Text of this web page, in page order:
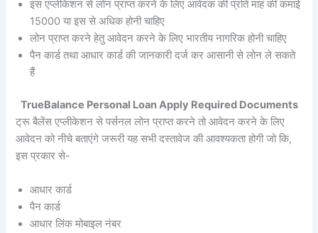
इस एप्लीकेशन से लोन प्राप्त करने के लिए आवेदक की प्रति माह की कमाई
15000 या इस से अधिक होनी चाहिए
लोन प्राप्त करने हेतु आवेदन करने के लिए भारतीय नागरिक होनी चाहिए
पैन कार्ड तथा आधार कार्ड की जानकारी दर्ज कर आसानी से लोन ले सकते
हैं
TrueBalance Personal Loan Apply Required Documents
ट्रू बैलेंस एप्लीकेशन से पर्सनल लोन प्राप्त करने तो आवेदन करने के लिए
आवेदन को नीचे बताएंगे जरूरी यह सभी दस्तावेज की आवश्यकता होगी जो कि,
इस प्रकार से-
आधार कार्ड
पैन कार्ड
आधार लिंक मोबाइल नंबर